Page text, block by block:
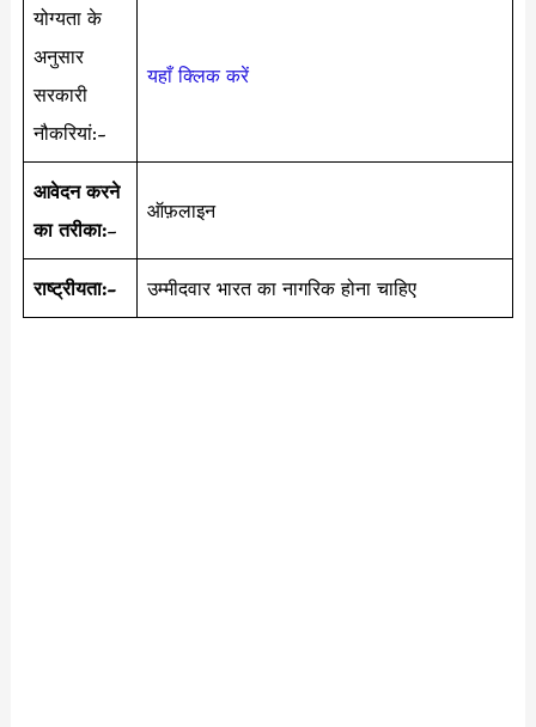
योग्यता के
अनुसार
सरकारी
नौकरियां:-
यहाँ क्लिक करें
आवेदन करने
का तरीका:–
ऑफ़लाइन
राष्ट्रीयता:- उम्मीदवार भारत का नागरिक होना चाहिए